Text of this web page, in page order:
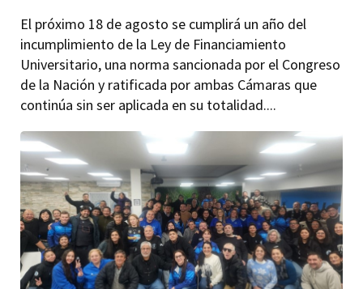
El próximo 18 de agosto se cumplirá un año del
incumplimiento de la Ley de Financiamiento
Universitario, una norma sancionada por el Congreso
de la Nación y ratificada por ambas Cámaras que
continúa sin ser aplicada en su totalidad....